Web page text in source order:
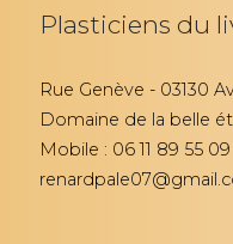
Plasticiens du
Rue Genève - 03130
Domaine de la belle
Mobile : 06 11 89 55